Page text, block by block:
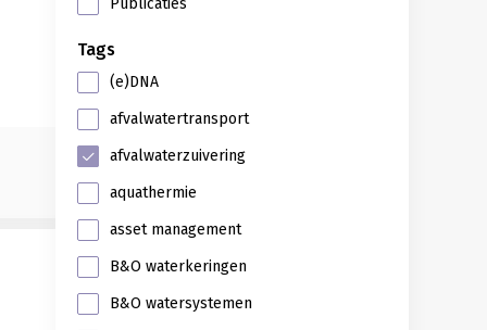
Publicaties
Tags
(e)DNA
afvalwatertransport
afvalwaterzuivering
aquathermie
asset management
B&O waterkeringen
B&O watersystemen